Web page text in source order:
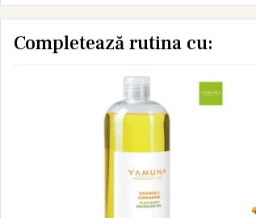
Completează rutina cu: